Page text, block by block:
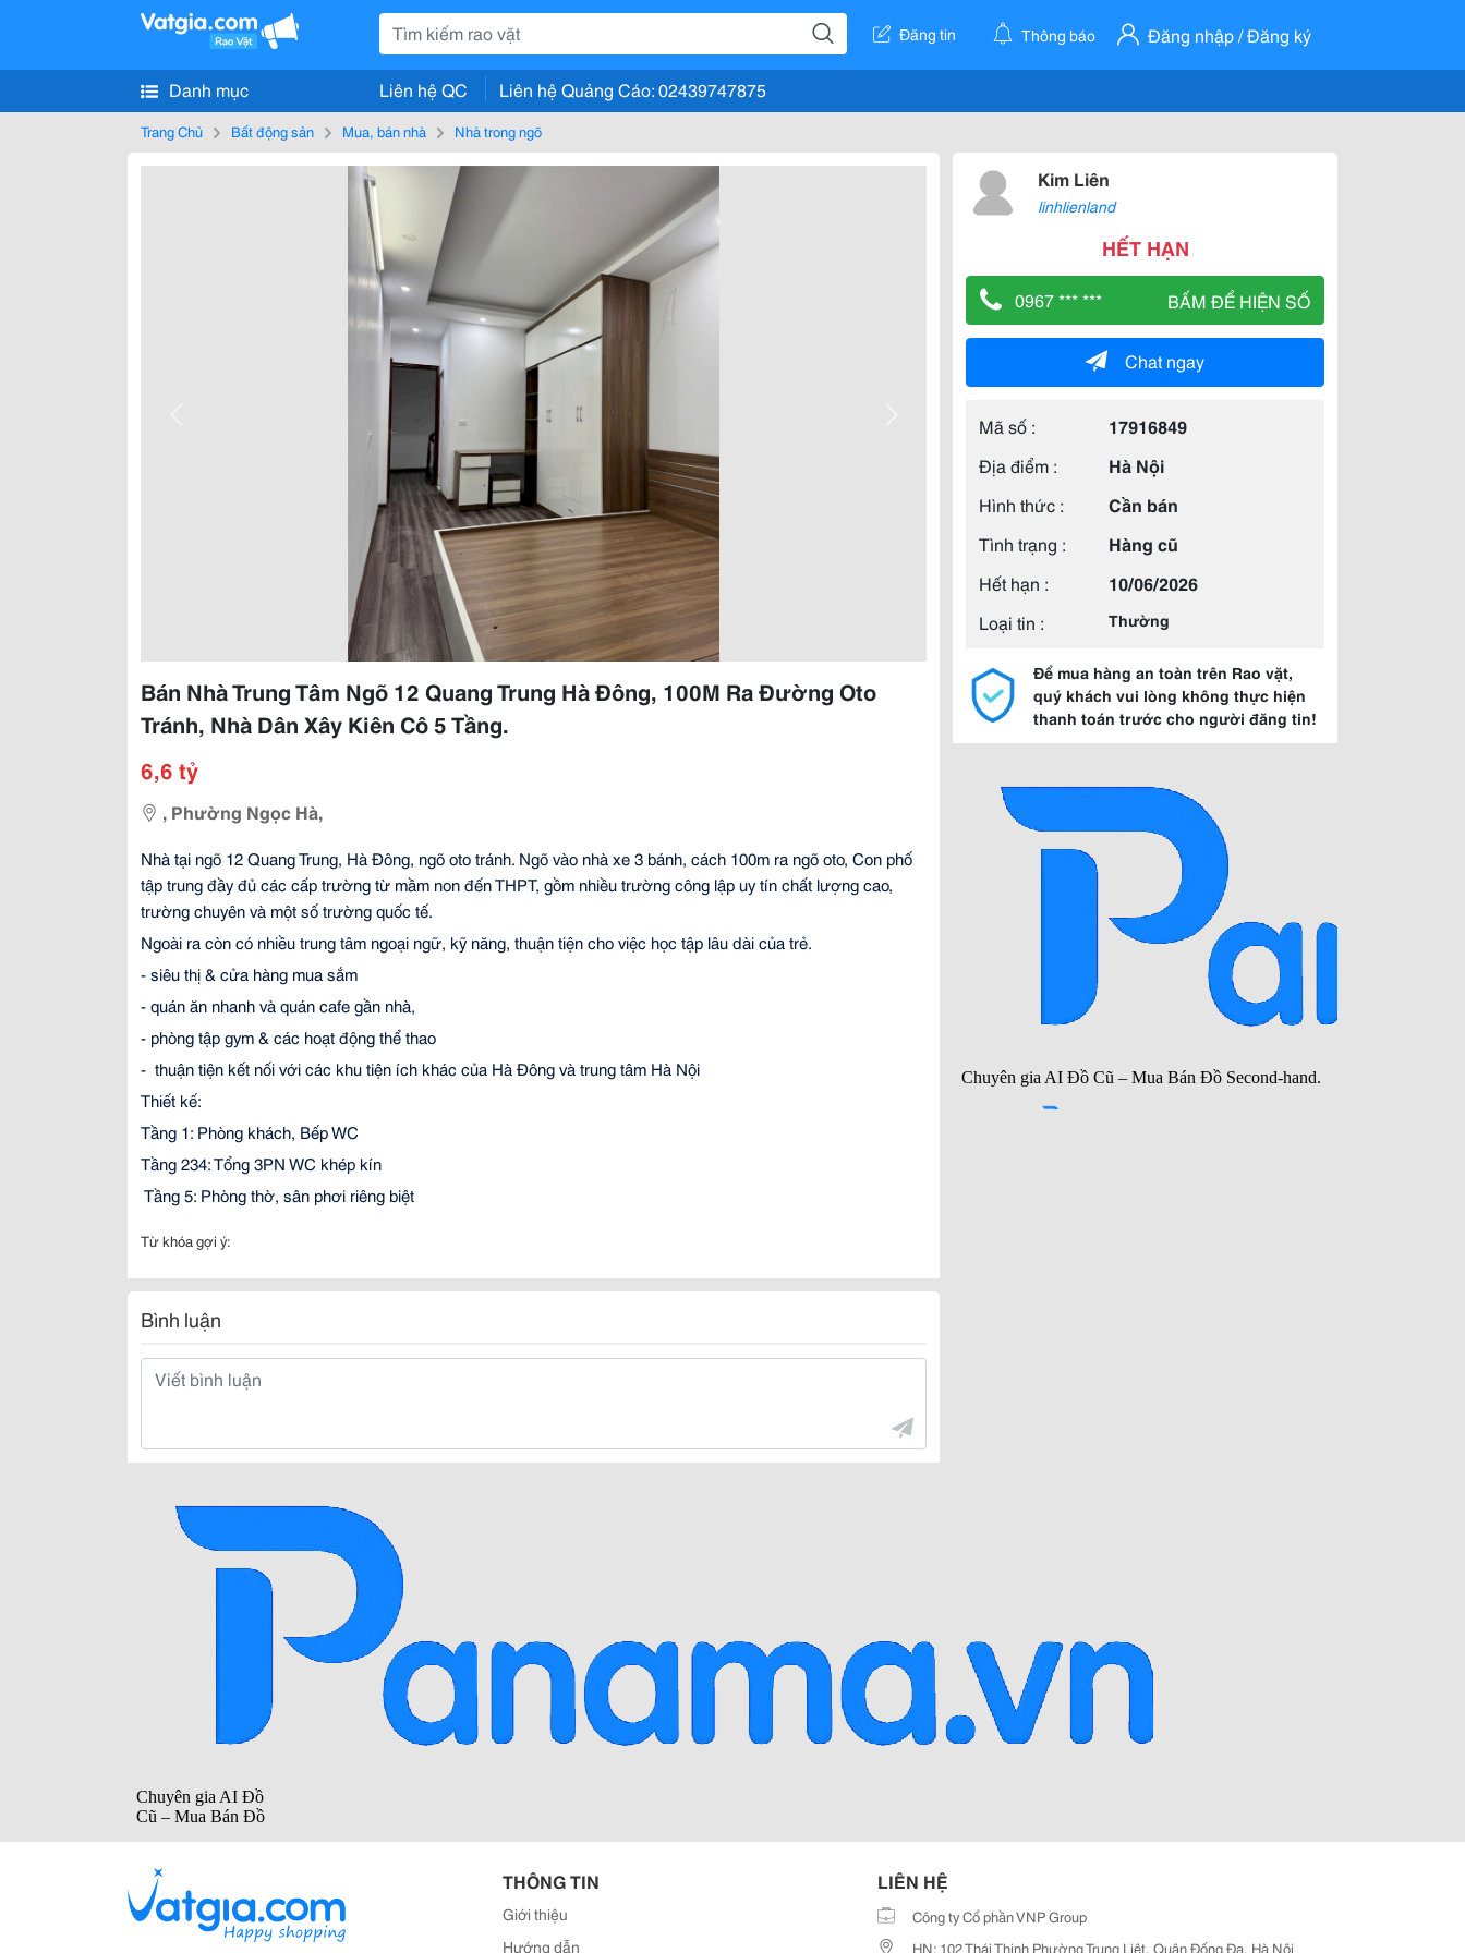
Đăng tin Thông báo Đăng nhập / Đăng ký
Danh mục Liên hệ QC Liên hệ Quảng Cáo: 02439747875
Trang Chủ Bất động sản Mua, bán nhà Nhà trong ngõ
Bán Nhà Trung Tâm Ngõ 12 Quang Trung Hà Đông, 100M Ra Đường Oto
Tránh, Nhà Dân Xây Kiên Cô 5 Tầng.
6,6 tỷ
, Phường Ngọc Hà,
Nhà tại ngõ 12 Quang Trung, Hà Đông, ngõ oto tránh. Ngõ vào nhà xe 3 bánh, cách 100m ra ngõ oto, Con phố
tập trung đầy đủ các cấp trường từ mầm non đến THPT, gồm nhiều trường công lập uy tín chất lượng cao,
trường chuyên và một số trường quốc tế.
Ngoài ra còn có nhiều trung tâm ngoại ngữ, kỹ năng, thuận tiện cho việc học tập lâu dài của trẻ.
- siêu thị & cửa hàng mua sắm
- quán ăn nhanh và quán cafe gần nhà,
- phòng tập gym & các hoạt động thể thao
-  thuận tiện kết nối với các khu tiện ích khác của Hà Đông và trung tâm Hà Nội
Thiết kế:
Tầng 1: Phòng khách, Bếp WC
Tầng 234: Tổng 3PN WC khép kín
Tầng 5: Phòng thờ, sân phơi riêng biệt
Từ khóa gợi ý:
Bình luận
Kim Liên
linhlienland
HẾT HẠN
0967 *** *** BẤM ĐỂ HIỆN SỐ
Chat ngay
Mã số :
17916849
Địa điểm :
Hà Nội
Hình thức :
Cần bán
Tình trạng :
Hàng cũ
Hết hạn :
10/06/2026
Loại tin :
Thường
Để mua hàng an toàn trên Rao vặt,
quý khách vui lòng không thực hiện
thanh toán trước cho người đăng tin!
THÔNG TIN
Giới thiệu
Hướng dẫn
LIÊN HỆ
Công ty Cổ phần VNP Group
HN: 102 Thái Thịnh Phường Trung Liệt, Quận Đống Đa, Hà Nội